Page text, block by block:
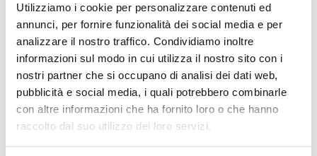
Utilizziamo i cookie per personalizzare contenuti ed
annunci, per fornire funzionalità dei social media e per
analizzare il nostro traffico. Condividiamo inoltre
informazioni sul modo in cui utilizza il nostro sito con i
nostri partner che si occupano di analisi dei dati web,
pubblicità e social media, i quali potrebbero combinarle
con altre informazioni che ha fornito loro o che hanno
raccolto dal suo utilizzo dei loro servizi.
TRATTAMENTI
CONGRESSO
SERVIZI E DOTAZIONI